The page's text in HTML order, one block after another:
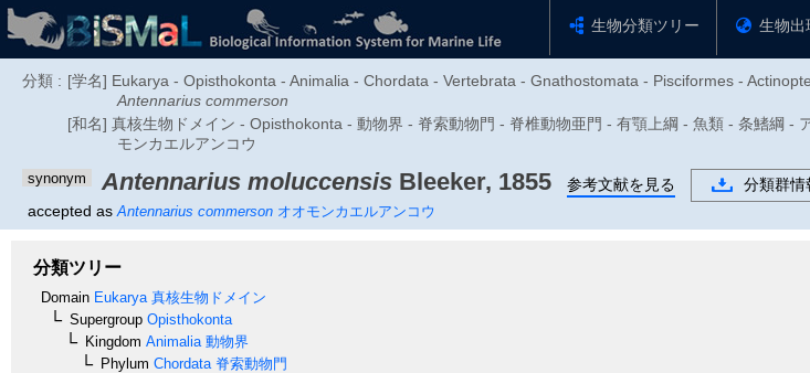
生物分類ツリー 生物出
分類 : [学名] Eukarya - Opisthokonta - Animalia - Chordata - Vertebrata - Gnathostomata - Pisciformes -
Antennarius commerson
[和名] 真核生物ドメイン - Opisthokonta - 動物界 - 脊索動物門 - 脊椎動物亜門 - 有顎上綱 - 魚類 - 条鰭綱 -
モンカエルアンコウ
synonym Antennarius moluccensis Bleeker, 1855
accepted as Antennarius commerson オオモンカエルアンコウ
参考文献を見る 分類群情
分類ツリー
Domain Eukarya真核生物ドメイン
Supergroup Opisthokonta
Kingdom Animalia動物界
Phylum Chordata脊索動物門